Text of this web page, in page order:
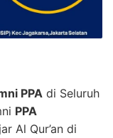
PPA di Seluruh
PPA
Al Qur’an di